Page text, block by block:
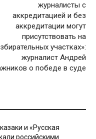
журналисты с
аккредитацией и без
аккредитации могут
присутствовать на
участках»:
журналист Андрей
о победе в суде
и «Русская
российскими